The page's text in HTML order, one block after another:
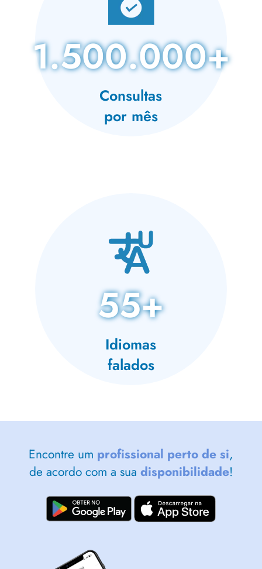
1.500.000+
Consultas
por mês
55+
Idiomas
falados
Encontre um profissional perto de si,
de acordo com a sua disponibilidade!